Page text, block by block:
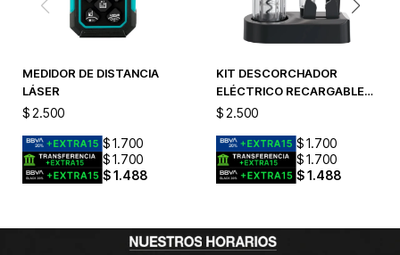
MEDIDOR DE DISTANCIA
LÁSER
$ 2.500
$1.700
$1.700
$1.488
KIT DESCORCHADOR
ELÉCTRICO RECARGABLE
TOTAL INOX
$ 2.500
$ 1.700
$ 1.700
$ 1.488